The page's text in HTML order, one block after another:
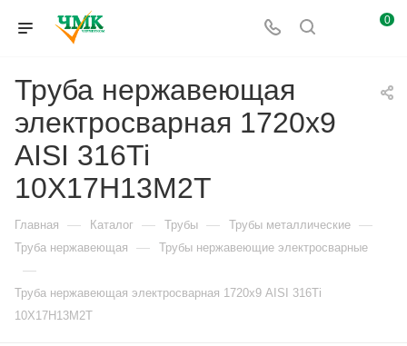
0
Труба нержавеющая
электросварная 1720х9
AISI 316Ti
10Х17Н13М2Т
Главная — Каталог — Трубы — Трубы металлические —
Труба нержавеющая — Трубы нержавеющие электросварные
—
Труба нержавеющая электросварная 1720х9 AISI 316Ti
10Х17Н13М2Т